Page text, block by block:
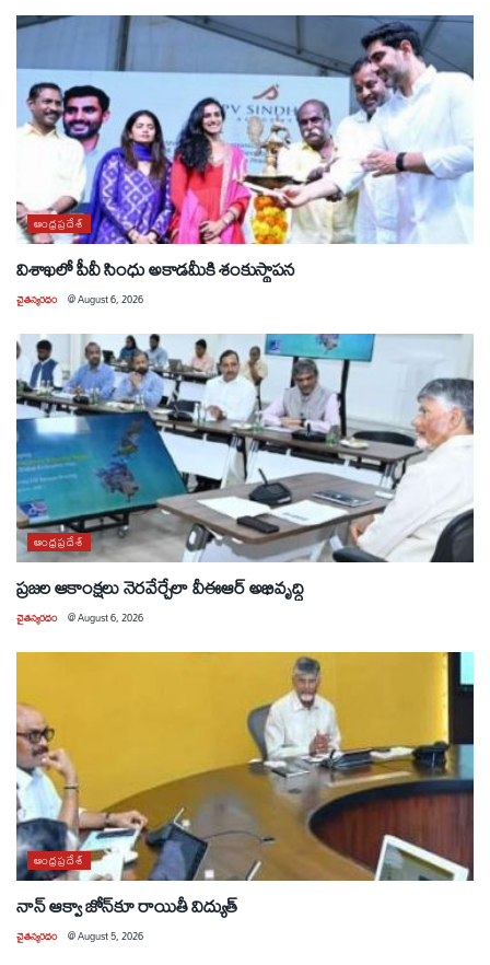
ఆంధ్రప్రదేశ్
విశాఖలో పీవీ సింధు అకాడమీకి శంకుస్థాపన
చైతన్యరధం @August 6, 2026
ఆంధ్రప్రదేశ్
ప్రజల ఆకాంక్షలు నెరవేర్చేలా వీఈఆర్ అభివృద్ధి
చైతన్యరధం @August 6, 2026
ఆంధ్రప్రదేశ్
నాన్ ఆక్వా జోన్‌కూ రాయితీ విద్యుత్
చైతన్యరధం @August 5, 2026